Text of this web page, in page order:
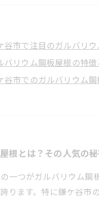
谷市で注目のガルバリ
バリウム鋼板屋根の特
谷市でのガルバリウム
対効果を検証！ガルバ
谷市の屋根リフォーム
根とは？その人気の
一つがガルバリウム
ります。特に鎌ケ谷